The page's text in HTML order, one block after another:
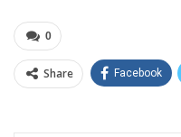
0
Share Facebook